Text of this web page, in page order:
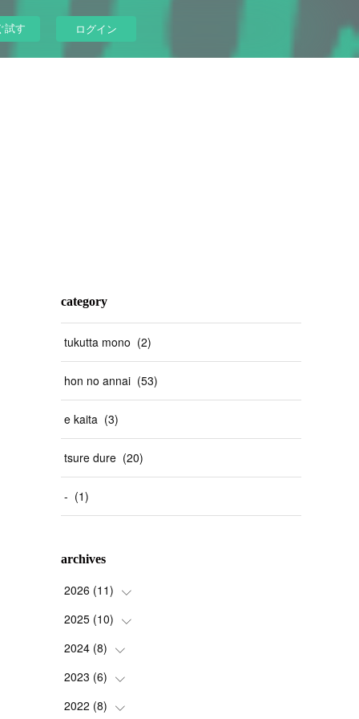
試す ログイン
category
tukutta mono (2)
hon no annai (53)
e kaita (3)
tsure dure (20)
- (1)
archives
2026 (11)
(1)
(2
(1
(2
2025 (10)
(2
(1
(1
2024 (8)
(2
(3
2023 (6)
(1
2022 (8)